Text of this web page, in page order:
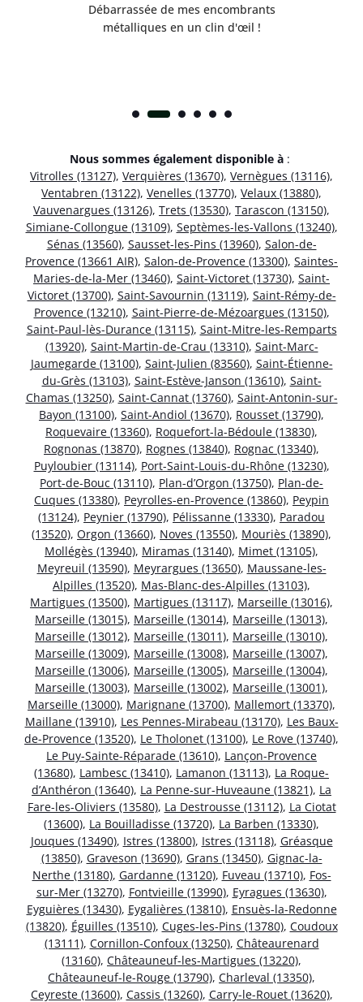
Débarrassée de mes encombrants
métalliques en un clin d'œil !
Nous sommes également disponible à :
Vitrolles (13127), Verquières (13670), Vernègues (13116),
Ventabren (13122), Venelles (13770), Velaux (13880),
Vauvenargues (13126), Trets (13530), Tarascon (13150),
Simiane-Collongue (13109), Septèmes-les-Vallons (13240),
Sénas (13560), Sausset-les-Pins (13960), Salon-de-
Provence (13661 AIR), Salon-de-Provence (13300), Saintes-
Maries-de-la-Mer (13460), Saint-Victoret (13730), Saint-
Victoret (13700), Saint-Savournin (13119), Saint-Rémy-de-
Provence (13210), Saint-Pierre-de-Mézoargues (13150),
Saint-Paul-lès-Durance (13115), Saint-Mitre-les-Remparts
(13920), Saint-Martin-de-Crau (13310), Saint-Marc-
Jaumegarde (13100), Saint-Julien (83560), Saint-Étienne-
du-Grès (13103), Saint-Estève-Janson (13610), Saint-
Chamas (13250), Saint-Cannat (13760), Saint-Antonin-sur-
Bayon (13100), Saint-Andiol (13670), Rousset (13790),
Roquevaire (13360), Roquefort-la-Bédoule (13830),
Rognonas (13870), Rognes (13840), Rognac (13340),
Puyloubier (13114), Port-Saint-Louis-du-Rhône (13230),
Port-de-Bouc (13110), Plan-d’Orgon (13750), Plan-de-
Cuques (13380), Peyrolles-en-Provence (13860), Peypin
(13124), Peynier (13790), Pélissanne (13330), Paradou
(13520), Orgon (13660), Noves (13550), Mouriès (13890),
Mollégès (13940), Miramas (13140), Mimet (13105),
Meyreuil (13590), Meyrargues (13650), Maussane-les-
Alpilles (13520), Mas-Blanc-des-Alpilles (13103),
Martigues (13500), Martigues (13117), Marseille (13016),
Marseille (13015), Marseille (13014), Marseille (13013),
Marseille (13012), Marseille (13011), Marseille (13010),
Marseille (13009), Marseille (13008), Marseille (13007),
Marseille (13006), Marseille (13005), Marseille (13004),
Marseille (13003), Marseille (13002), Marseille (13001),
Marseille (13000), Marignane (13700), Mallemort (13370),
Maillane (13910), Les Pennes-Mirabeau (13170), Les Baux-
de-Provence (13520), Le Tholonet (13100), Le Rove (13740),
Le Puy-Sainte-Réparade (13610), Lançon-Provence
(13680), Lambesc (13410), Lamanon (13113), La Roque-
d’Anthéron (13640), La Penne-sur-Huveaune (13821), La
Fare-les-Oliviers (13580), La Destrousse (13112), La Ciotat
(13600), La Bouilladisse (13720), La Barben (13330),
Jouques (13490), Istres (13800), Istres (13118), Gréasque
(13850), Graveson (13690), Grans (13450), Gignac-la-
Nerthe (13180), Gardanne (13120), Fuveau (13710), Fos-
sur-Mer (13270), Fontvieille (13990), Eyragues (13630),
Eyguières (13430), Eygalières (13810), Ensuès-la-Redonne
(13820), Éguilles (13510), Cuges-les-Pins (13780), Coudoux
(13111), Cornillon-Confoux (13250), Châteaurenard
(13160), Châteauneuf-les-Martigues (13220),
Châteauneuf-le-Rouge (13790), Charleval (13350),
Ceyreste (13600), Cassis (13260), Carry-le-Rouet (13620),